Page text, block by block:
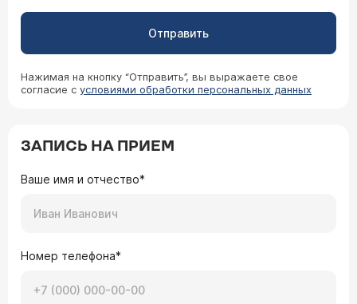
Отправить
Нажимая на кнопку “Отправить”, вы выражаете свое
согласие с условиями обработки персональных данных
ЗАПИСЬ НА ПРИЕМ
Ваше имя и отчество*
Номер телефона*